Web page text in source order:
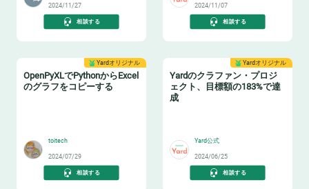
2024/11/27
相談する
2024/11/07
相談する
Yardオリジナル
OpenPyXLでPythonからExcel
のグラフをコピーする
toitech
2024/07/29
相談する
Yardオリジナル
Yardのクラファン・プロジ
ェクト、目標額の183%で達
成
Yard公式
2024/06/25
相談する